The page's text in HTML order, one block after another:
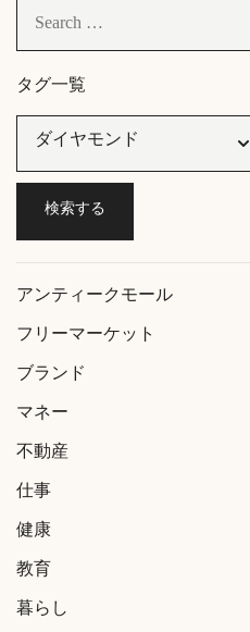
タグ一覧
アンティークモール
フリーマーケット
ブランド
マネー
不動産
仕事
健康
教育
暮らし